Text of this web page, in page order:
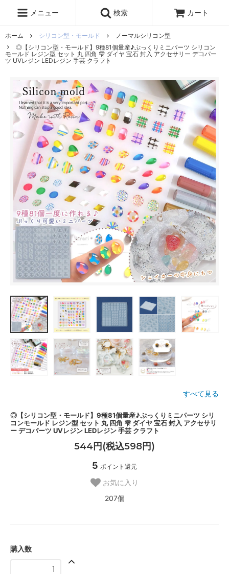
メニュー 検索 カート
ホーム シリコン型・モールド
ノーマルシリコン型
◎【シリコン型・モールド】9種81個量産♪ぷっくりミニパーツ シリコン
モールド レジン型 セット 丸 四角 雫 ダイヤ 宝石 封入 アクセサリー デコパー
ツ UVレジン LEDレジン 手芸 クラフト
すべて見る
◎【シリコン型・モールド】9種81個量産♪ぷっくりミニパーツ シリ
コンモールド レジン型 セット 丸 四角 雫 ダイヤ 宝石 封入 アクセサリ
ー デコパーツ UVレジン LEDレジン 手芸 クラフト
544円(税込598円)
5 ポイント還元
お気に入り
207個
購入数